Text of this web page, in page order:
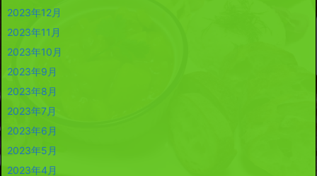
2023年12月
2023年11月
2023年10月
2023年9月
2023年8月
2023年7月
2023年6月
2023年5月
2023年4月